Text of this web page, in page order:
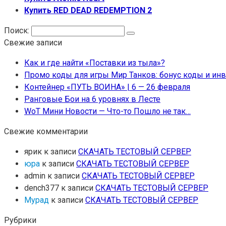
Купить RED DEAD REDEMPTION 2
Поиск:
Свежие записи
Как и где найти «Поставки из тыла»?
Промо коды для игры Мир Танков: бонус коды и
Контейнер «ПУТЬ ВОИНА» | 6 — 26 февраля
Ранговые Бои на 6 уровнях в Лесте
WoT Мини Новости — Что-то Пошло не так…
Свежие комментарии
ярик к записи СКАЧАТЬ ТЕСТОВЫЙ СЕРВЕР
юра к записи СКАЧАТЬ ТЕСТОВЫЙ СЕРВЕР
admin к записи СКАЧАТЬ ТЕСТОВЫЙ СЕРВЕР
dench377 к записи СКАЧАТЬ ТЕСТОВЫЙ СЕРВЕР
Мурад к записи СКАЧАТЬ ТЕСТОВЫЙ СЕРВЕР
Рубрики